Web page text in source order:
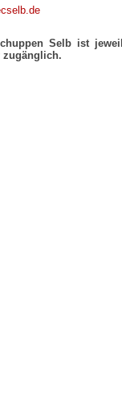
Selb ist
zugänglich.